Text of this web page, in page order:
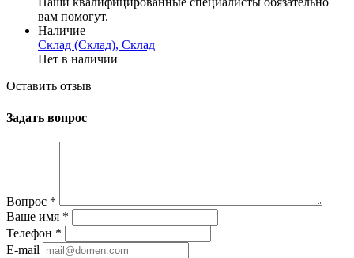
вам помогут.
Наличие
Склад (Склад), Склад
Нет в наличии
Оставить отзыв
Задать вопрос
Вопрос *
Ваше имя *
Телефон *
E-mail